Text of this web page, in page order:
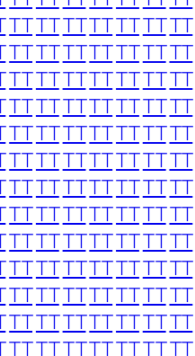
TTTTTTTTTTTTTT
TTTTTTTTTTTTTT
TTTTTTTTTTTTTT
TTTTTTTTTTTTTT
TTTTTTTTTTTTTT
TTTTTTTTTTTTTT
TTTTTTTTTTTTTT
TTTTTTTTTTTTTT
TTTTTTTTTTTTTT
TTTTTTTTTTTTTT
TTTTTTTTTTTTTT
TTTTTTTTTTTTTT
TTTTTTTTTTTTTT